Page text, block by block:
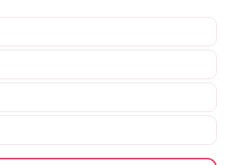
sur mesure
de 3 à 10€ selon la demande
*